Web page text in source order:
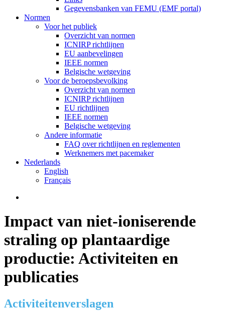
Gegevensbanken van FEMU (EMF portal)
Normen
Voor het publiek
Overzicht van normen
ICNIRP richtlijnen
EU aanbevelingen
IEEE normen
Belgische wetgeving
Voor de beroepsbevolking
Overzicht van normen
ICNIRP richtlijnen
EU richtlijnen
IEEE normen
Belgische wetgeving
Andere informatie
FAQ over richtlijnen en reglementen
Werknemers met pacemaker
Nederlands
English
Français
Impact van niet-ioniserende
straling op plantaardige
productie: Activiteiten en
publicaties
Activiteitenverslagen